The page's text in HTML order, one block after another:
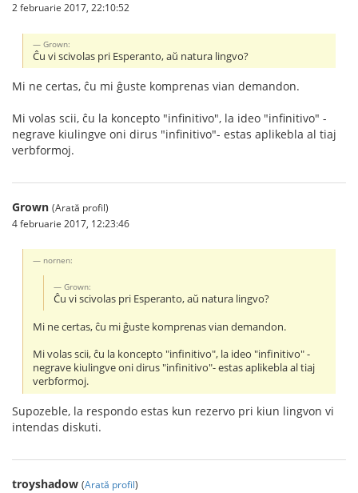
2 februarie 2017, 22:10:52
Grown:
Ĉu vi scivolas pri Esperanto, aŭ natura lingvo?
Mi ne certas, ĉu mi ĝuste komprenas vian demandon.
Mi volas scii, ĉu la koncepto "infinitivo", la ideo "infinitivo" -
negrave kiulingve oni dirus "infinitivo"- estas aplikebla al tiaj
verbformoj.
Grown (Arată profil)
4 februarie 2017, 12:23:46
nornen:
Grown:
Ĉu vi scivolas pri Esperanto, aŭ natura lingvo?
Mi ne certas, ĉu mi ĝuste komprenas vian demandon.
Mi volas scii, ĉu la koncepto "infinitivo", la ideo "infinitivo" -
negrave kiulingve oni dirus "infinitivo"- estas aplikebla al tiaj
verbformoj.
Supozeble, la respondo estas kun rezervo pri kiun lingvon vi
intendas diskuti.
troyshadow (Arată profil)